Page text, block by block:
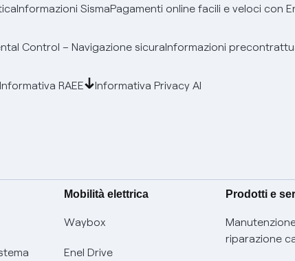
Informazioni SismaPagamenti online facili e veloci con
Control – Navigazione sicuraInformazioni
Informativa RAEE Informativa Privacy AI
Mobilità elettrica
Waybox
Enel Drive
Prodotti e
riparazione